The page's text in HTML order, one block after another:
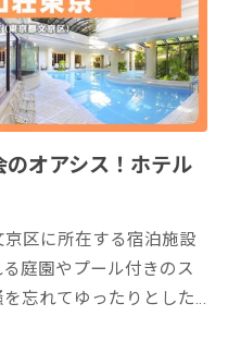
オアシス！ホテル
区に所在する宿泊施設
庭園やプール付きのス
忘れてゆったりとした